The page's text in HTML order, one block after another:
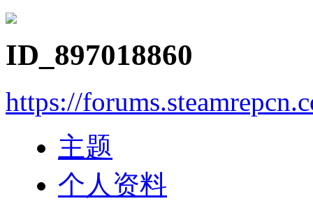
ID_897018860
https://
主题
个人资料